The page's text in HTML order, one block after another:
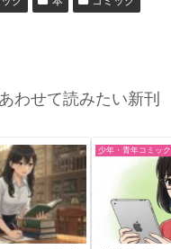
あわせて読みたい新刊
少年・青年コミック